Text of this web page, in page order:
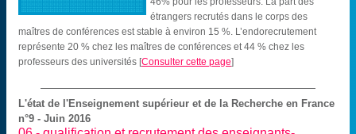
étrangers recrutés dans le corps des
maîtres de conférences est stable à environ 15 %. L’endorecrutement
représente 20 % chez les maîtres de conférences et 44 % chez les
professeurs des universités [Consulter cette page]
L'état de l'Enseignement supérieur et de la Recherche en France
n°9 - Juin 2016